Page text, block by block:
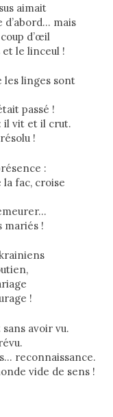
aimait
mais
d’œil
le linceul !
les linges sont
passé !
il vit et il crut.
!
:
la fac, croise
mariés !
!
avoir vu.
reconnaissance.
vide de sens !